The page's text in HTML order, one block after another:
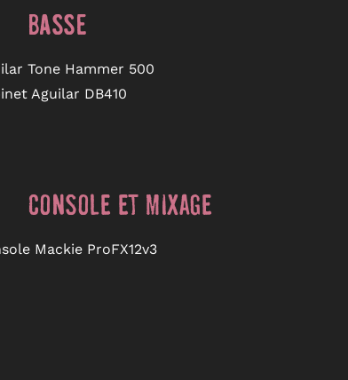
BASSE
Tone Hammer 500
Aguilar DB410
Console et mixage
Mackie ProFX12v3